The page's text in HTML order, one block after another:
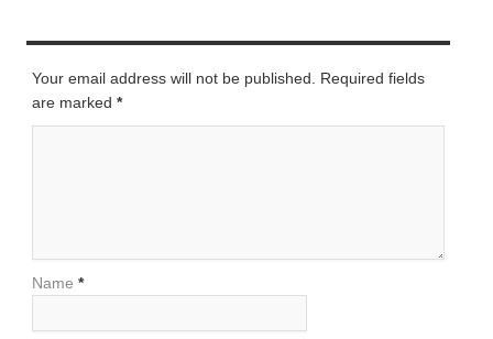
Your email address will not be published. Required fields
are marked *
Name *